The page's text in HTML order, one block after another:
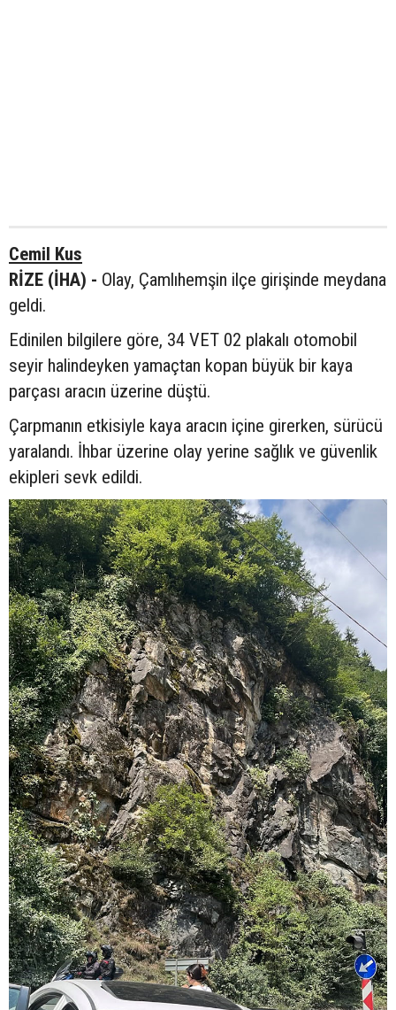
Cemil Kus
RİZE (İHA) - Olay, Çamlıhemşin ilçe girişinde meydana
geldi.
Edinilen bilgilere göre, 34 VET 02 plakalı otomobil
seyir halindeyken yamaçtan kopan büyük bir kaya
parçası aracın üzerine düştü.
Çarpmanın etkisiyle kaya aracın içine girerken, sürücü
yaralandı. İhbar üzerine olay yerine sağlık ve güvenlik
ekipleri sevk edildi.